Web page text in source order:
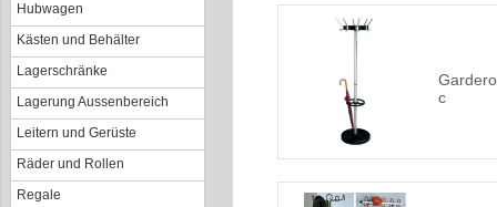
Hubwagen
Kästen und Behälter
Lagerschränke
Lagerung Aussenbereich
Leitern und Gerüste
Räder und Rollen
Regale
c